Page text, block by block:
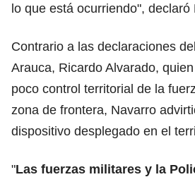
lo que está ocurriendo", declaró
Contrario a las declaraciones
Arauca, Ricardo Alvarado,
poco control territorial de la
zona de frontera, Navarro
dispositivo desplegado en el
"Las fuerzas militares y la